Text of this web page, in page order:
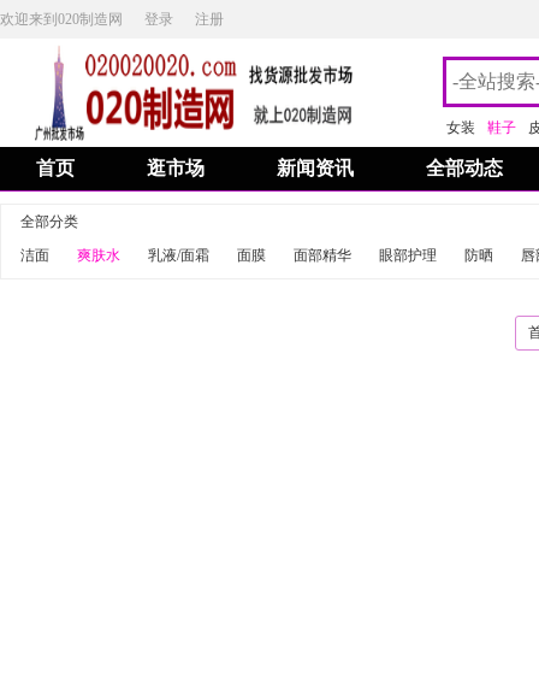
欢迎来到020制造网 登录 注册
女装 鞋子
首页 逛市场 新闻资讯 全部动态
全部分类
洁面
爽肤水 乳液/面霜 面膜 面部精华 眼部护理 防晒 唇